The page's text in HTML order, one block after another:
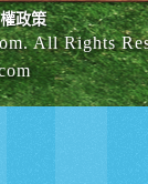
政策
All Rights